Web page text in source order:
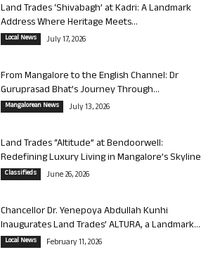
Land Trades ‘Shivabagh’ at Kadri: A Landmark
Address Where Heritage Meets...
Local News July 17, 2026
From Mangalore to the English Channel: Dr
Guruprasad Bhat’s Journey Through...
Mangalorean News July 13, 2026
Land Trades “Altitude” at Bendoorwell:
Redefining Luxury Living in Mangalore’s Skyline
Classifieds June 26, 2026
Chancellor Dr. Yenepoya Abdullah Kunhi
Inaugurates Land Trades’ ALTURA, a Landmark...
Local News February 11, 2026